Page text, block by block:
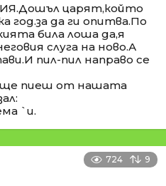
царят,който
год.за да ги опитва.По
била лоша да,я
слуга на ново.А
пил-пил направо се
ще пиеш от нашата
`и.
724 9